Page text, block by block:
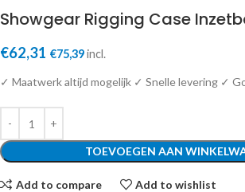
Showgear Rigging Case
€62,31 €75,39incl.
✓ Maatwerk altijd mogelijk ✓ Snelle levering ✓
TOEVOEGEN AAN
Add to compare Add to wishlist